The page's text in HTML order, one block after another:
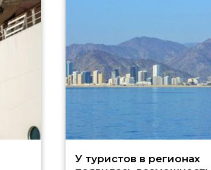
У туристов в регионах